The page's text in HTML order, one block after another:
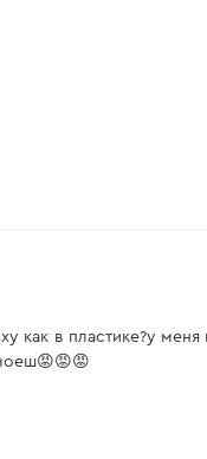
как в пластике?у